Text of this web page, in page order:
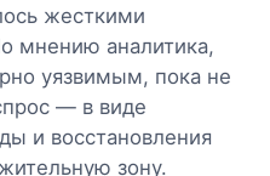
жесткими
мнению аналитика,
уязвимым, пока не
— в виде
и восстановления
зону.